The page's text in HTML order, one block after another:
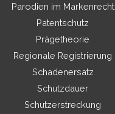
Parodien im Markenrecht
Patentschutz
Prägetheorie
Regionale Registrierung
Schadenersatz
Schutzdauer
Schutzerstreckung